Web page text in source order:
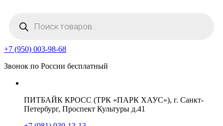
товаров
+7 (950) 003-98-68
Звонок по России бесплатный
ПИТБАЙК КРОСС (ТРК «ПАРК ХАУС»), г. Санкт-
Петербург, Проспект Культуры д.41